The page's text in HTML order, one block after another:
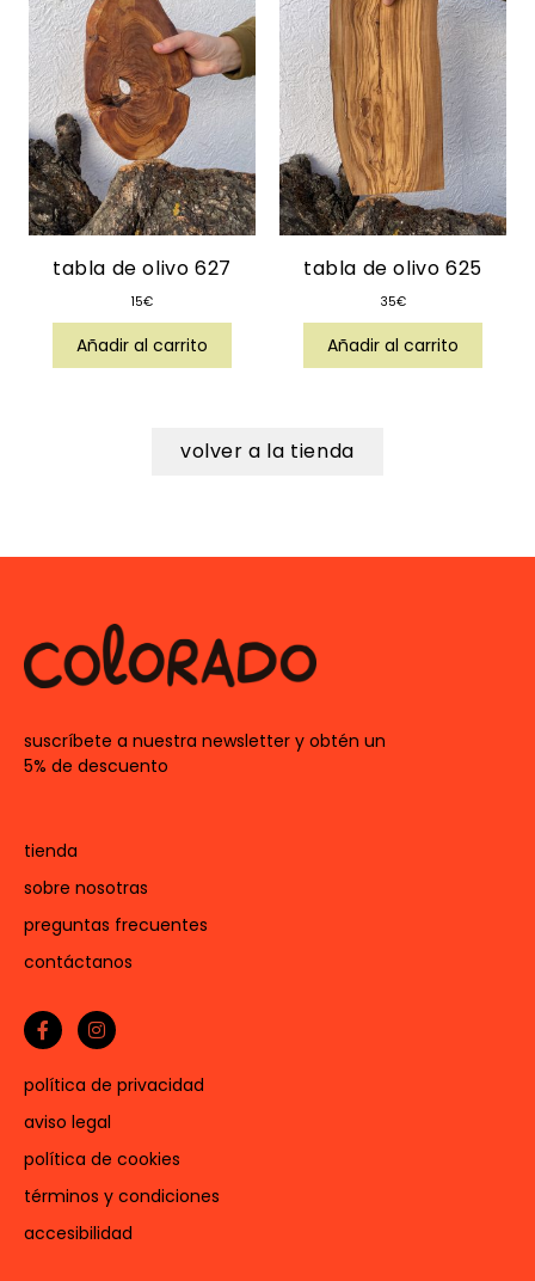
tabla de olivo 627
15€
Añadir al carrito
tabla de olivo 625
35€
Añadir al carrito
volver a la tienda
suscríbete a nuestra newsletter y obtén un
5% de descuento
tienda
sobre nosotras
preguntas frecuentes
contáctanos
política de privacidad
aviso legal
política de cookies
términos y condiciones
accesibilidad